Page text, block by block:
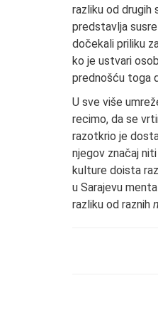
razliku od drugih
predstavlja
dočekali priliku
ko je ustvari
prednošću toga
U sve više
recimo, da se
razotkrio je
njegov značaj
kulture doista
u Sarajevu
razliku od raznih